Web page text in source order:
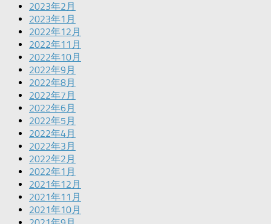
2023年2月
2023年1月
2022年12月
2022年11月
2022年10月
2022年9月
2022年8月
2022年7月
2022年6月
2022年5月
2022年4月
2022年3月
2022年2月
2022年1月
2021年12月
2021年11月
2021年10月